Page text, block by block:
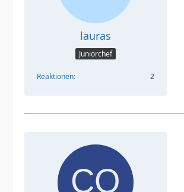
lauras
Juniorchef
Reaktionen 2